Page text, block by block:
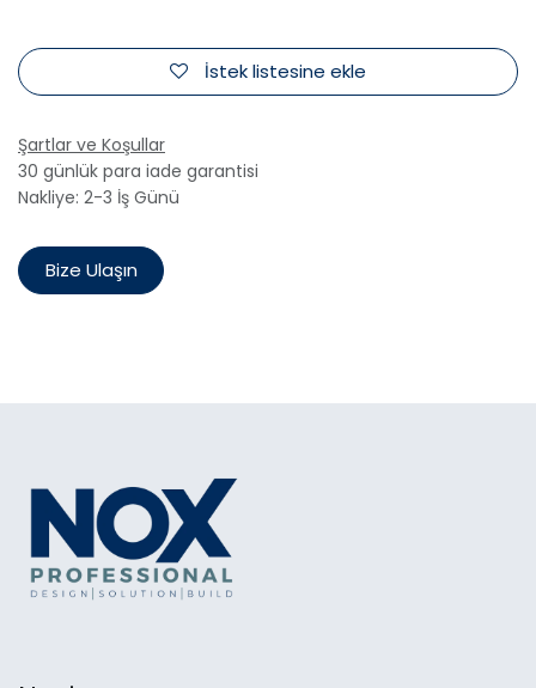
İstek listesine ekle
Şartlar ve Koşullar
30 günlük para iade garantisi
Nakliye: 2-3 İş Günü
Bize Ulaşın